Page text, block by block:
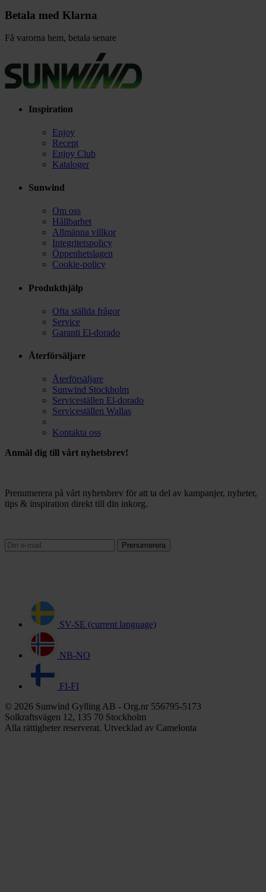
Betala med Klarna
Få varorna hem, betala senare
Inspiration
Enjoy
Recept
Enjoy Club
Kataloger
Sunwind
Om oss
Hållbarhet
Allmänna villkor
Integritetspolicy
Öppenhetslagen
Cookie-policy
Produkthjälp
Ofta ställda frågor
Service
Garanti El-dorado
Återförsäljare
Återförsäljare
Sunwind Stockholm
Serviceställen El-dorado
Serviceställen Wallas
Kontakta oss
Anmäl dig till vårt nyhetsbrev!
Prenumerera på vårt nyhetsbrev för att ta del av kampanjer, nyheter,
tips & inspiration direkt till din inkorg.
Prenumerera
SV-SE (current language)
NB-NO
FI-FI
© 2026 Sunwind Gylling AB - Org.nr 556795-5173
Solkraftsvägen 12, 135 70 Stockholm
Alla rättigheter reserverat. Utvecklad av Camelonta